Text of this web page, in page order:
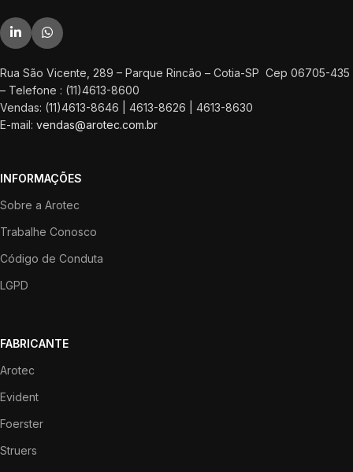
Rua São Vicente, 289 – Parque Rincão – Cotia-SP Cep 06705-435
– Telefone : (11)4613-8600
Vendas: (11)4613-8646 | 4613-8626 | 4613-8630
E-mail: vendas@arotec.com.br
INFORMAÇÕES
Sobre a Arotec
Trabalhe Conosco
Código de Conduta
LGPD
FABRICANTE
Arotec
Evident
Foerster
Struers